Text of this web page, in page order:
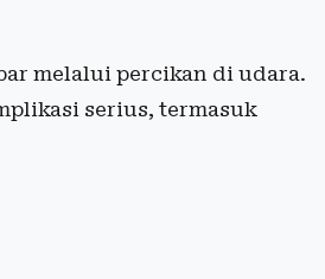
melalui percikan di udara.
serius, termasuk